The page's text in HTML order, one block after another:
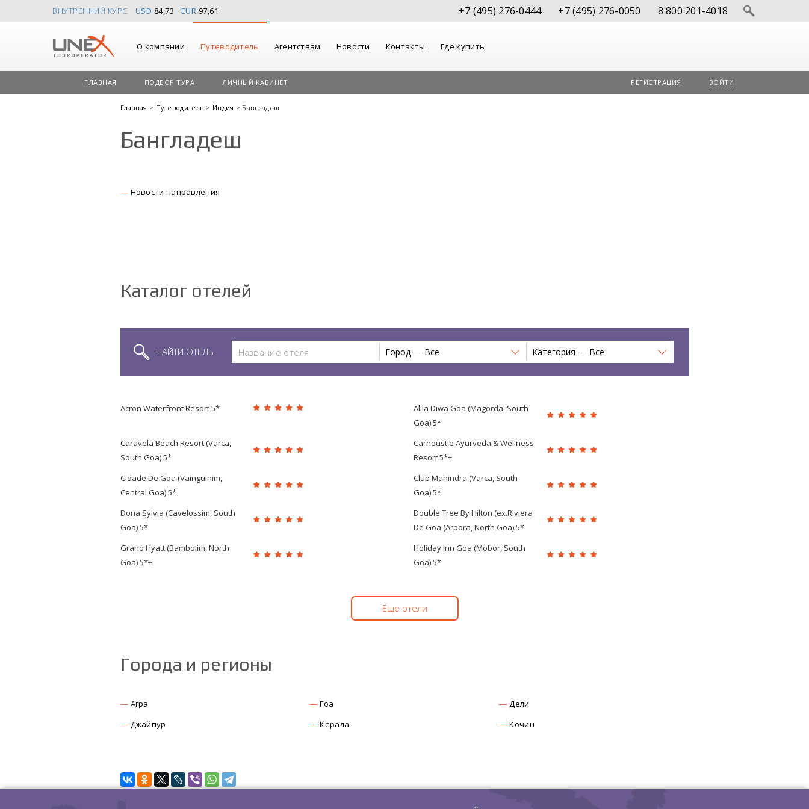
ВНУТРЕННИЙ КУРС USD 84,73 EUR 97,61 +7 (495) 276-0444 +7 (495) 276-0050 8 800 201-4018
О компании Путеводитель Агентствам Новости Контакты Где купить
ГЛАВНАЯ ПОДБОР ТУРА ЛИЧНЫЙ КАБИНЕТ РЕГИСТРАЦИЯ ВОЙТИ
Главная > Путеводитель > Индия > Бангладеш
Бангладеш
Новости направления
Каталог отелей
НАЙТИ ОТЕЛЬ Город — Все Категория — Все
Acron Waterfront Resort 5*
Alila Diwa Goa (Magorda, South
Goa) 5*
Caravela Beach Resort (Varca,
South Goa) 5*
Carnoustie Ayurveda & Wellness
Resort 5*+
Cidade De Goa (Vainguinim,
Central Goa) 5*
Club Mahindra (Varca, South
Goa) 5*
Dona Sylvia (Cavelossim, South
Goa) 5*
Double Tree By Hilton (ex.Riviera
De Goa (Arpora, North Goa) 5*
Grand Hyatt (Bambolim, North
Goa) 5*+
Holiday Inn Goa (Mobor, South
Goa) 5*
Еще отели
Города и регионы
Агра Гоа
Дели
Джайпур
Керала Кочин